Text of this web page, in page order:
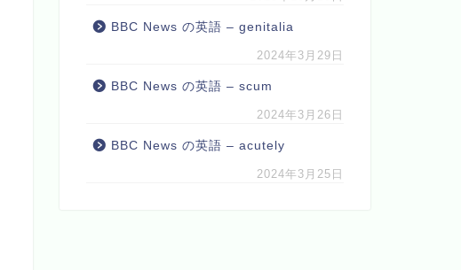
BBC News の英語 – genitalia
2024年3月29日
BBC News の英語 – scum
2024年3月26日
BBC News の英語 – acutely
2024年3月25日